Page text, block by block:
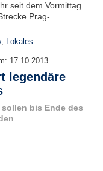
seit dem Vormittag
Prag-
, Lokales
17.10.2013
legendäre
bis Ende des